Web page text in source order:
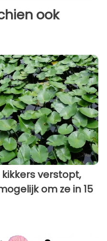
ook
verstopt,
om ze in 15